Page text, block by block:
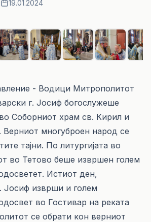
19.01.2024
- Водици Митрополитот
г. Јосиф богослужеше
во Соборниот храм св. Кирил и
Верниот многуброен народ се
тајни. По литургијата во
во Тетово беше извршен голем
Истиот ден,
Јосиф изврши и голем
во Гостивар на реката
се обрати кон верниот